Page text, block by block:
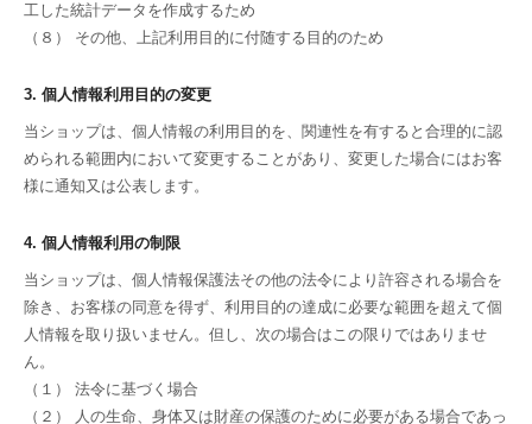
工した統計データを作成するため
（８） その他、上記利用目的に付随する目的のため
3. 個人情報利用目的の変更
当ショップは、個人情報の利用目的を、関連性を有すると合理的に認
められる範囲内において変更することがあり、変更した場合にはお客
様に通知又は公表します。
4. 個人情報利用の制限
当ショップは、個人情報保護法その他の法令により許容される場合を
除き、お客様の同意を得ず、利用目的の達成に必要な範囲を超えて個
人情報を取り扱いません。但し、次の場合はこの限りではありませ
ん。
（１） 法令に基づく場合
（２） 人の生命、身体又は財産の保護のために必要がある場合であっ